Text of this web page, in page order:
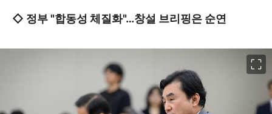
◇ 정부 "합동성 체질화"…창설 브리핑은 순연